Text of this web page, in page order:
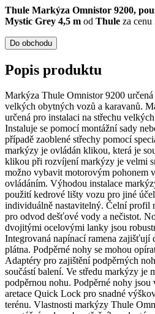
Thule Markýza Omnistor 9200,
Mystic Grey 4,5 m od Thule za
Do obchodu
Popis produktu
Markýza Thule Omnistor 9200
velkých obytných vozů a karavanů.
určená pro instalaci na střechu
Instaluje se pomocí montážní sady
případě zaoblené střechy pomocí
markýzy je ovládán klikou, která je
klikou při rozvíjení markýzy je velmi
možno vybavit motorovým pohonem
ovládáním. Výhodou instalace
použití kedrové lišty vozu pro jiné
individuálně nastavitelný. Čelní profil
pro odvod dešťové vody a nečistot.
dvojitými ocelovými lanky jsou
Integrovaná napínací ramena zajišťují
plátna. Podpěrné nohy se mohou
Adaptéry pro zajištění podpěrných
součástí balení. Ve středu markýzy je
podpěrnou nohu. Podpěrné nohy jsou
aretace Quick Lock pro snadné
terénu. Vlastnosti markýzy Thule